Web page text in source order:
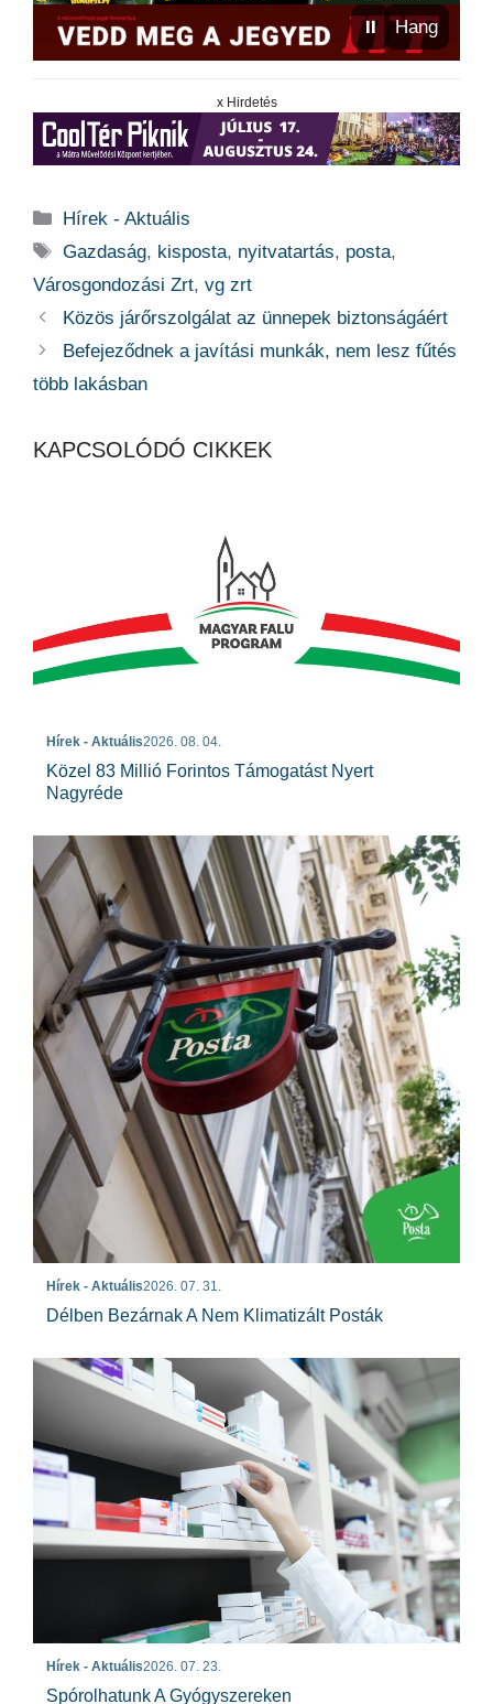
⏸ Hang
x Hirdetés
Kategória
Hírek - Aktuális
Címkék
Gazdaság, kisposta, nyitvatartás, posta,
Városgondozási Zrt, vg zrt
Közös járőrszolgálat az ünnepek biztonságáért
Befejeződnek a javítási munkák, nem lesz fűtés
több lakásban
KAPCSOLÓDÓ CIKKEK
Hírek - Aktuális2026. 08. 04.
Közel 83 Millió Forintos Támogatást Nyert
Nagyréde
Hírek - Aktuális2026. 07. 31.
Délben Bezárnak A Nem Klimatizált Posták
Hírek - Aktuális2026. 07. 23.
Spórolhatunk A Gyógyszereken